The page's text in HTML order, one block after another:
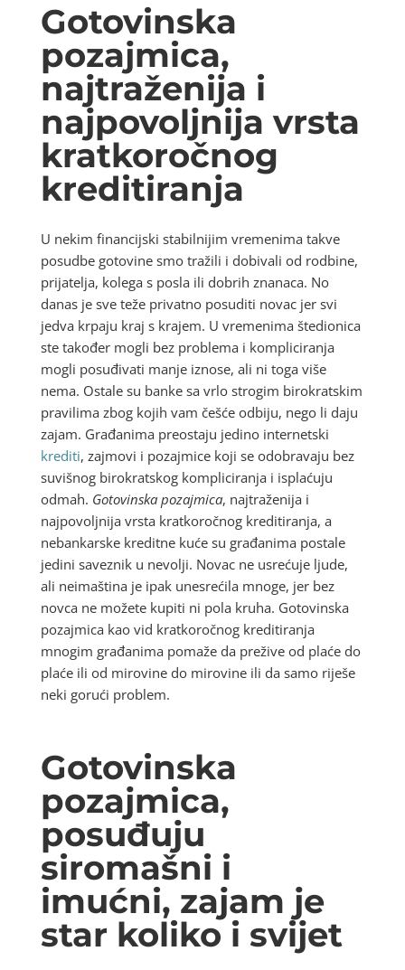
Gotovinska
pozajmica,
najtraženija i
najpovoljnija vrsta
kratkoročnog
kreditiranja
U nekim financijski stabilnijim vremenima takve
posudbe gotovine smo tražili i dobivali od rodbine,
prijatelja, kolega s posla ili dobrih znanaca. No
danas je sve teže privatno posuditi novac jer svi
jedva krpaju kraj s krajem. U vremenima štedionica
ste također mogli bez problema i kompliciranja
mogli posuđivati manje iznose, ali ni toga više
nema. Ostale su banke sa vrlo strogim birokratskim
pravilima zbog kojih vam češće odbiju, nego li daju
zajam. Građanima preostaju jedino internetski
krediti, zajmovi i pozajmice koji se odobravaju bez
suvišnog birokratskog kompliciranja i isplaćuju
odmah. Gotovinska pozajmica, najtraženija i
najpovoljnija vrsta kratkoročnog kreditiranja, a
nebankarske kreditne kuće su građanima postale
jedini saveznik u nevolji. Novac ne usrećuje ljude,
ali neimaština je ipak unesrećila mnoge, jer bez
novca ne možete kupiti ni pola kruha. Gotovinska
pozajmica kao vid kratkoročnog kreditiranja
mnogim građanima pomaže da prežive od plaće do
plaće ili od mirovine do mirovine ili da samo riješe
neki gorući problem.
Gotovinska
pozajmica,
posuđuju
siromašni i
imućni, zajam je
star koliko i svijet